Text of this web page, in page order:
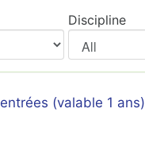
Discipline
(valable 1 ans)